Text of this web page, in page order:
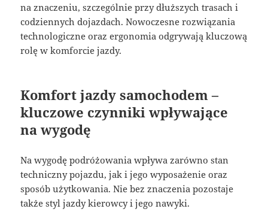
na znaczeniu, szczególnie przy dłuższych trasach i
codziennych dojazdach. Nowoczesne rozwiązania
technologiczne oraz ergonomia odgrywają kluczową
rolę w komforcie jazdy.
Komfort jazdy samochodem –
kluczowe czynniki wpływające
na wygodę
Na wygodę podróżowania wpływa zarówno stan
techniczny pojazdu, jak i jego wyposażenie oraz
sposób użytkowania. Nie bez znaczenia pozostaje
także styl jazdy kierowcy i jego nawyki.